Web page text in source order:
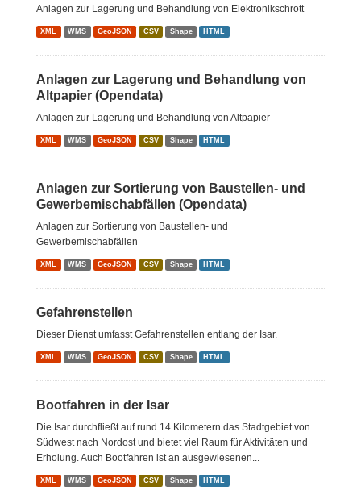
Anlagen zur Lagerung und Behandlung von Elektronikschrott
XML WMS GeoJSON CSV Shape HTML
Anlagen zur Lagerung und Behandlung von
Altpapier (Opendata)
Anlagen zur Lagerung und Behandlung von Altpapier
XML WMS GeoJSON CSV Shape HTML
Anlagen zur Sortierung von Baustellen- und
Gewerbemischabfällen (Opendata)
Anlagen zur Sortierung von Baustellen- und
Gewerbemischabfällen
XML WMS GeoJSON CSV Shape HTML
Gefahrenstellen
Dieser Dienst umfasst Gefahrenstellen entlang der Isar.
XML WMS GeoJSON CSV Shape HTML
Bootfahren in der Isar
Die Isar durchfließt auf rund 14 Kilometern das Stadtgebiet von
Südwest nach Nordost und bietet viel Raum für Aktivitäten und
Erholung. Auch Bootfahren ist an ausgewiesenen...
XML WMS GeoJSON CSV Shape HTML